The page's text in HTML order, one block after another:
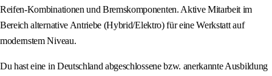
Reifen-Kombinationen und Bremskomponenten. Aktive Mitarbeit im
Bereich alternative Antriebe (Hybrid/Elektro) für eine Werkstatt auf
modernstem Niveau.
Du hast eine in Deutschland abgeschlossene bzw. anerkannte Ausbildung